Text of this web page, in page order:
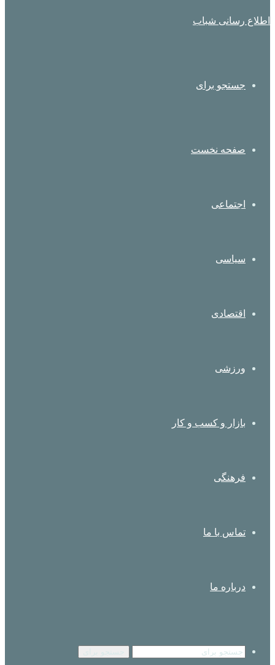
اطلاع رسانی شباب
جستجو برای
صفحه نخست
اجتماعی
سیاسی
اقتصادی
ورزشی
بازار و کسب و کار
فرهنگی
تماس با ما
درباره ما